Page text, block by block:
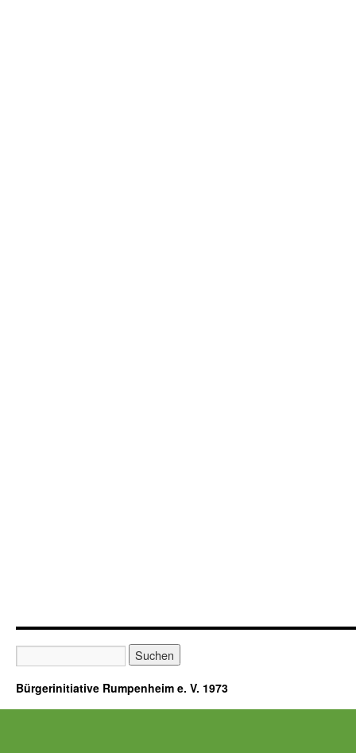
Bürgerinitiative Rumpenheim e. V. 1973